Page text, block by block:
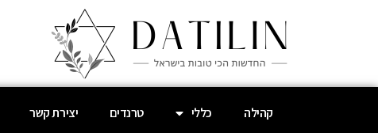
קהילה כללי טרנדים יצירת קשר